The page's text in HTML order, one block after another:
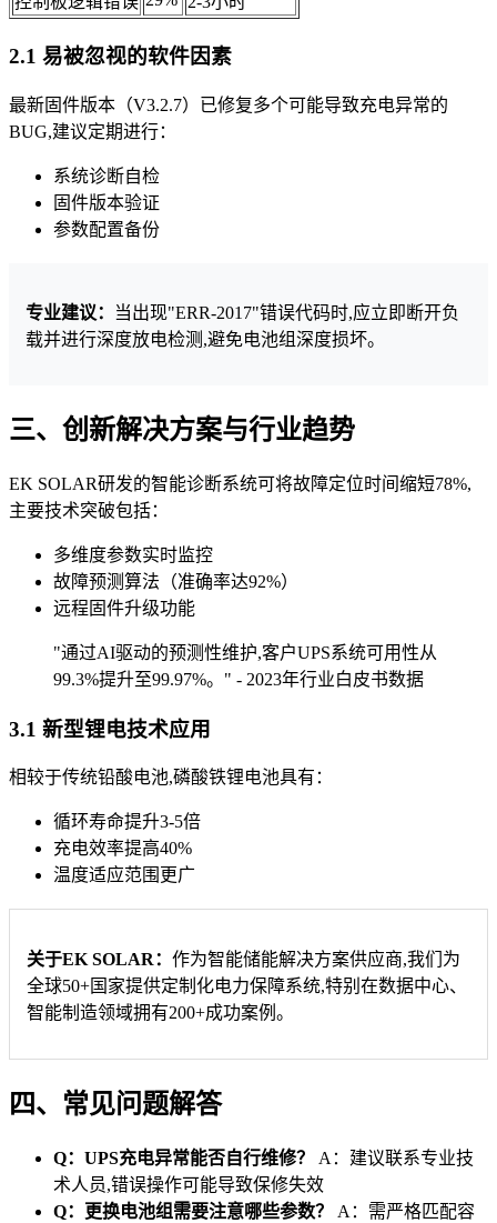
2.1 易被忽视的软件因素
最新固件版本（V3.2.7）已修复多个可能导致充电异常的
BUG,建议定期进行：
系统诊断自检
固件版本验证
参数配置备份
专业建议：
当出现"ERR-2017"错误代码时,应立即断开负
载并进行深度放电检测,避免电池组深度损坏。
三、创新解决方案与行业趋势
EK SOLAR研发的智能诊断系统可将故障定位时间缩短78%,
主要技术突破包括：
多维度参数实时监控
故障预测算法（准确率达92%）
远程固件升级功能
"通过AI驱动的预测性维护,客户UPS系统可用性从
99.3%提升至99.97%。" - 2023年行业白皮书数据
3.1 新型锂电技术应用
相较于传统铅酸电池,磷酸铁锂电池具有：
循环寿命提升3-5倍
充电效率提高40%
温度适应范围更广
关于EK SOLAR： 作为智能储能解决方案供应商,我们为
全球50+国家提供定制化电力保障系统,特别在数据中心、
智能制造领域拥有200+成功案例。
四、常见问题解答
Q：UPS充电异常能否自行维修？
A：建议联系专业技
术人员,错误操作可能导致保修失效
Q：更换电池组需要注意哪些参数？
A：需严格匹配容